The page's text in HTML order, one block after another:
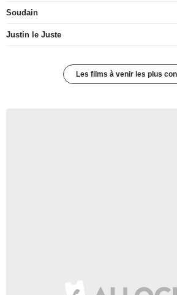
Soudain
Justin le Juste
Les films à venir les plus